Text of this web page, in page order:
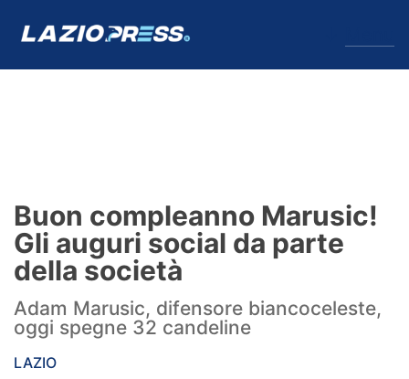
Formello
Infortuni
Primavera
Calciomercato
Buon compleanno Marusic!
Gli auguri social da parte
della società
Adam Marusic, difensore biancoceleste,
oggi spegne 32 candeline
LAZIO